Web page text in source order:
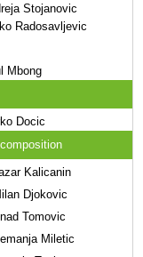
Stojanovic
Radosavljevic
Mbong
Docic
Kalicanin
Djokovic
Tomovic
Miletic